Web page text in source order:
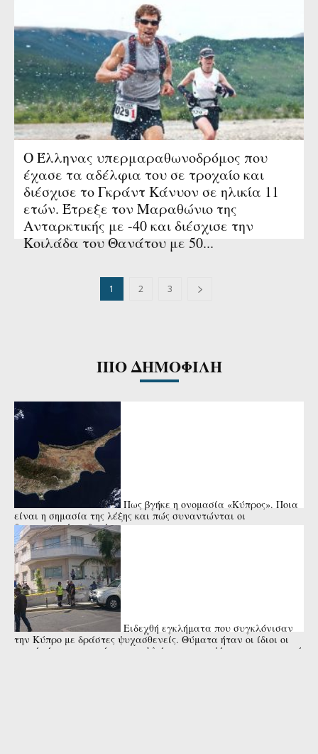
Ο Έλληνας υπερμαραθωνοδρόμος που
έχασε τα αδέλφια του σε τροχαίο και
διέσχισε το Γκράντ Κάνυον σε ηλικία 11
ετών. Έτρεξε τον Μαραθώνιο της
Ανταρκτικής με -40 και διέσχισε την
Κοιλάδα του Θανάτου με 50...
1 2 3
ΠΙΟ ΔΗΜΟΦΙΛΗ
Πως βγήκε η ονομασία «Κύπρος». Ποια
είναι η σημασία της λέξης και πώς συναντώνται οι
διαφορετικές εκδοχές
Ειδεχθή εγκλήματα που συγκλόνισαν
την Κύπρο με δράστες ψυχασθενείς. Θύματα ήταν οι ίδιοι οι
γονείς ή οι συγγενείς τους, αλλά και ανυποψίαστοι περαστικοί